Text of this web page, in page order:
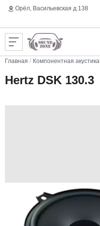
Орёл, Васильeвская д.138
Главная / Компонентная акустика
Hertz DSK 130.3